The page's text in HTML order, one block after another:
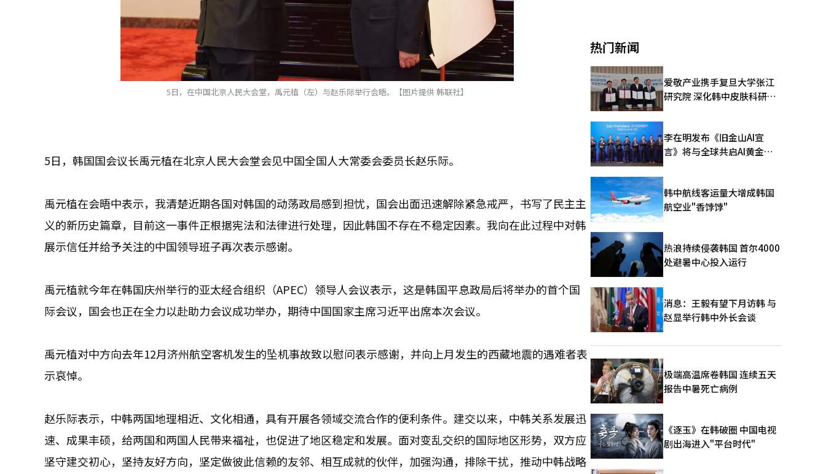
5日，在中国北京人民大会堂，禹元植（左）与赵乐际举行会晤。【图片提供 韩联社】
5日，韩国国会议长禹元植在北京人民大会堂会见中国全国人大常委会委员长赵乐际。
禹元植在会晤中表示，我清楚近期各国对韩国的动荡政局感到担忧，国会出面迅速解除紧急戒严，书写了民主主
义的新历史篇章，目前这一事件正根据宪法和法律进行处理，因此韩国不存在不稳定因素。我向在此过程中对韩
展示信任并给予关注的中国领导班子再次表示感谢。
禹元植就今年在韩国庆州举行的亚太经合组织（APEC）领导人会议表示，这是韩国平息政局后将举办的首个国
际会议，国会也正在全力以赴助力会议成功举办，期待中国国家主席习近平出席本次会议。
禹元植对中方向去年12月济州航空客机发生的坠机事故致以慰问表示感谢，并向上月发生的西藏地震的遇难者表
示哀悼。
赵乐际表示，中韩两国地理相近、文化相通，具有开展各领域交流合作的便利条件。建交以来，中韩关系发展迅
速、成果丰硕，给两国和两国人民带来福祉，也促进了地区稳定和发展。面对变乱交织的国际地区形势，双方应
坚守建交初心，坚持友好方向，坚定做彼此信赖的友邻、相互成就的伙伴，加强沟通，排除干扰，推动中韩战略
热门新闻
爱敬产业携手复旦大学张江
研究院 深化韩中皮肤科研合
李在明发布《旧金山AI宣
言》将与全球共启AI黄金时
韩中航线客运量大增成韩国
航空业"香饽饽"
热浪持续侵袭韩国 首尔4000
处避暑中心投入运行
消息：王毅有望下月访韩 与
赵显举行韩中外长会谈
极端高温席卷韩国 连续五天
报告中暑死亡病例
《逐玉》在韩破圈 中国电视
剧出海进入"平台时代"